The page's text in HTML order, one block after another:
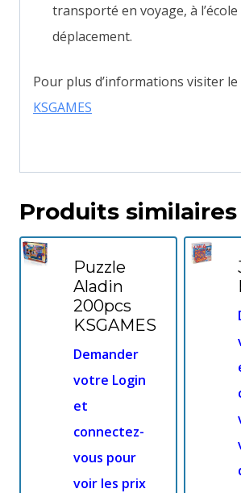
transporté en voyage, à
déplacement.
Pour plus d’informations visiter
KSGAMES
Produits similaires
Puzzle
Aladin
200pcs
KSGAMES
Demander
votre Login
et
connectez-
vous pour
voir les prix